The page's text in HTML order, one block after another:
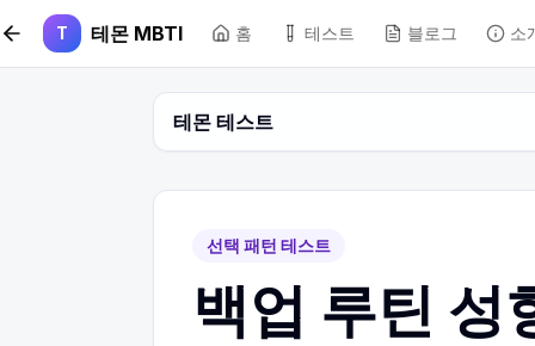
본문 바로가기
T 테몬 MBTI 홈 테스트 블로그 소
테몬 테스트
선택 패턴 테스트
백업 루틴 성